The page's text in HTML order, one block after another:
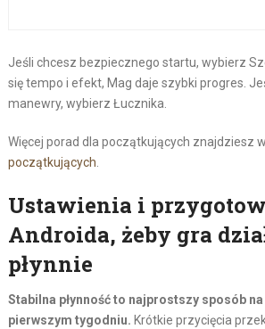
Jeśli chcesz bezpiecznego startu, wybierz
się tempo i efekt, Mag daje szybki progres.
manewry, wybierz Łucznika.
Więcej porad dla początkujących znajdziesz
początkujących
Ustawienia i
Androida, żeby gra
płynnie
Stabilna płynność to najprostszy sposób
pierwszym tygodniu. Krótkie przycięcia